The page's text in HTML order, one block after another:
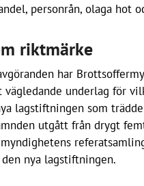
personrån, olaga hot
riktmärke
har
underlag för
lagstiftningen som
utgått från drygt
nya lagstiftningen.